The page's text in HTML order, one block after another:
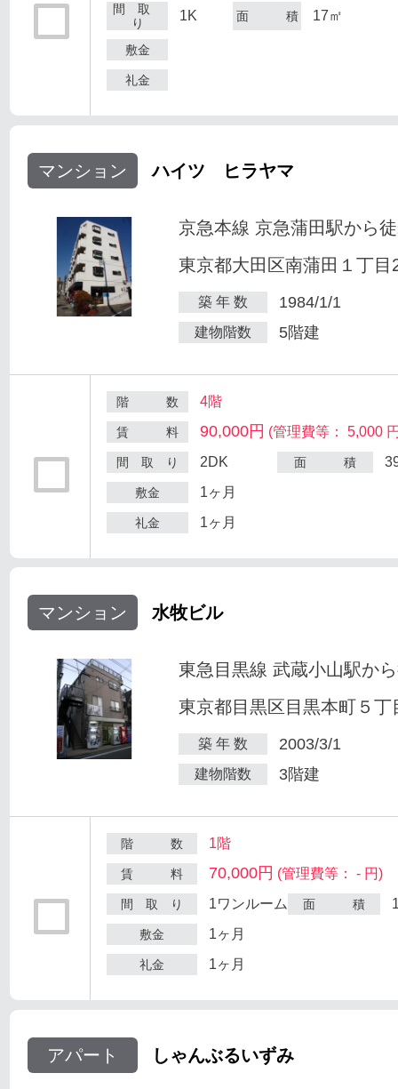
間 取
り
1K 面 積 17㎡
敷金
礼金
マンション ハイツ ヒラヤマ
京急本線 京急蒲田駅から
東京都大田区南蒲田１丁目
築 年 数 1984/1/1
建物階数 5階建
階 数 4階
賃 料 90,000円 (管理費等： 5,000
間 取 り 2DK 面 積
敷金 1ヶ月
礼金 1ヶ月
マンション 水牧ビル
東急目黒線 武蔵小山駅か
東京都目黒区目黒本町５丁
築 年 数 2003/3/1
建物階数 3階建
階 数 1階
賃 料 70,000円 (管理費等： - 円)
間 取 り 1ワンルーム 面 積
敷金 1ヶ月
礼金 1ヶ月
アパート しゃんぶるいずみ